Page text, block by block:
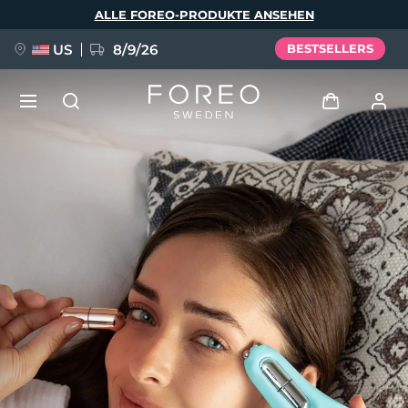
ALLE FOREO-PRODUKTE ANSEHEN
US 8/9/26 BESTSELLERS
Anmelden
Benutzerkonto
Meine Geräte
Meine Bestellungen
Meine Adressen
Meine Abonnements
FAQ™ Pure Beauty-Tech Elixir
BREAKING NEWS
issa™ Teeth Whitening Set
Deutsch
Español
Italiano
Português
Polski
Svenska
Русский
Türkçe
简体中文 繁體中文